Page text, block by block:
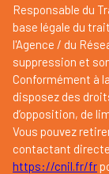
Responsable du
base légale du
l'Agence / du
suppression et
Conformément à
disposez des
d’opposition, de
Vous pouvez
contactant
https://cnil.fr/fr